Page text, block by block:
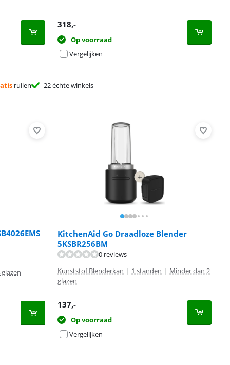
318,-
Op voorraad
Vergelijken
ruilen 22 échte winkels
glazen
KitchenAid Go Draadloze Blender
5KSBR256BM
0 reviews
Kunststof Blenderkan | 1 standen | Minder dan 2
glazen
137,-
Op voorraad
Vergelijken